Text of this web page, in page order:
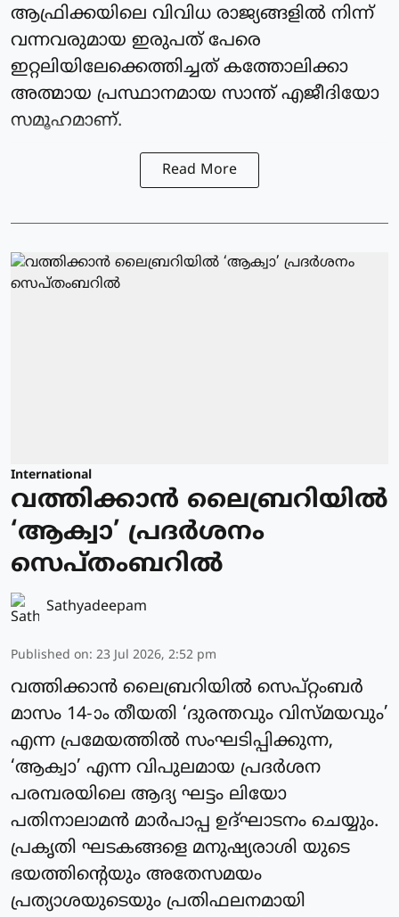
ആഫ്രിക്കയിലെ വിവിധ രാജ്യങ്ങളില്‍ നിന്ന്
വന്നവരുമായ ഇരുപത് പേരെ
ഇറ്റലിയിലേക്കെത്തിച്ചത് കത്തോലിക്കാ
അത്മായ പ്രസ്ഥാനമായ സാന്ത് എജീദിയോ
സമൂഹമാണ്.
Read More
International
വത്തിക്കാന്‍ ലൈബ്രറിയില്‍
‘ആക്വാ’ പ്രദര്‍ശനം
സെപ്തംബറില്‍
Sathyadeepam
Published on: 23 Jul 2026, 2:52 pm
വത്തിക്കാന്‍ ലൈബ്രറിയില്‍ സെപ്റ്റംബര്‍
മാസം 14-ാം തീയതി ‘ദുരന്തവും വിസ്മയവും’
എന്ന പ്രമേയത്തില്‍ സംഘടിപ്പിക്കുന്ന,
‘ആക്വാ’ എന്ന വിപുലമായ പ്രദര്‍ശന
പരമ്പരയിലെ ആദ്യ ഘട്ടം ലിയോ
പതിനാലാമന്‍ മാര്‍പാപ്പ ഉദ്ഘാടനം ചെയ്യും.
പ്രകൃതി ഘടകങ്ങളെ മനുഷ്യരാശി യുടെ
ഭയത്തിന്റെയും അതേസമയം
പ്രത്യാശയുടെയും പ്രതിഫലനമായി